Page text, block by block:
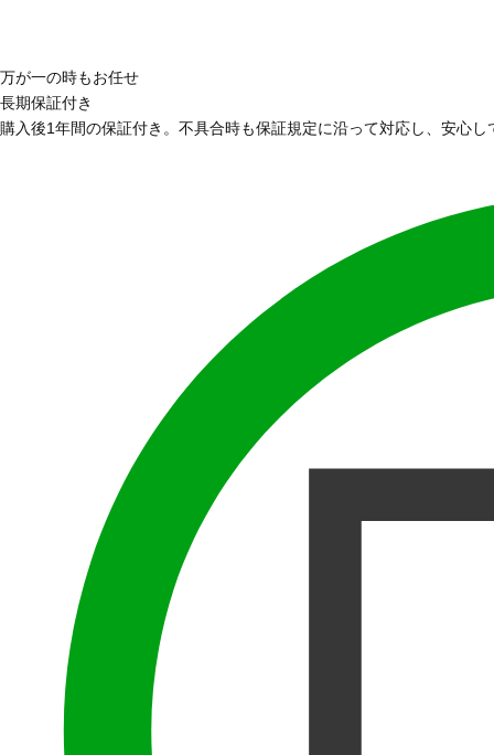
万が一の時もお任せ
長期保証付き
購入後1年間の保証付き。不具合時も保証規定に沿って対応し、安心